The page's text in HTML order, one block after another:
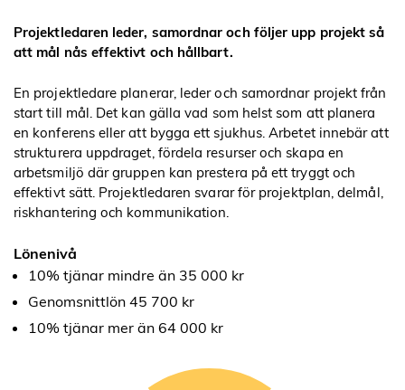
Projektledaren leder, samordnar och följer upp projekt så
att mål nås effektivt och hållbart.
En projektledare planerar, leder och samordnar projekt från
start till mål. Det kan gälla vad som helst som att planera
en konferens eller att bygga ett sjukhus. Arbetet innebär att
strukturera uppdraget, fördela resurser och skapa en
arbetsmiljö där gruppen kan prestera på ett tryggt och
effektivt sätt. Projektledaren svarar för projektplan, delmål,
riskhantering och kommunikation.
Lönenivå
10% tjänar mindre än 35 000 kr
Genomsnittlön 45 700 kr
10% tjänar mer än 64 000 kr